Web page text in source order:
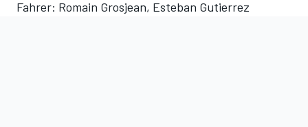
Fahrer: Romain Grosjean, Esteban Gutierrez